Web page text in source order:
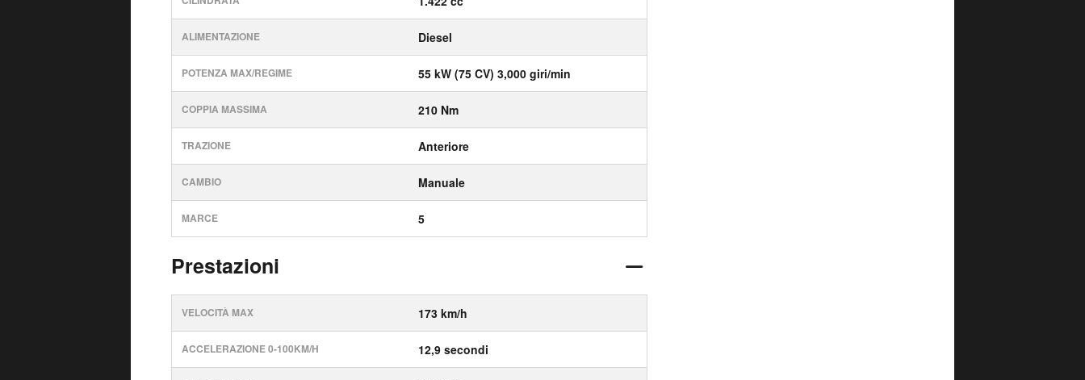
ALIMENTAZIONE Diesel
POTENZA MAX/REGIME 55 kW (75 CV) 3,000 giri/min
COPPIA MASSIMA 210 Nm
TRAZIONE Anteriore
CAMBIO Manuale
MARCE 5
Prestazioni
VELOCITÀ MAX 173 km/h
ACCELERAZIONE 0-100KM/H 12,9 secondi